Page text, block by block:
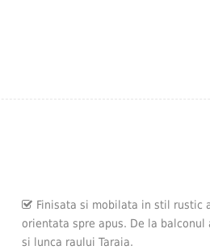
Finisata si mobilata in stil rustic
orientata spre apus. De la
si lunca raului Taraia.